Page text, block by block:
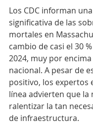
Los CDC informan
significativa de las
mortales en
cambio de casi el 30
2024, muy por
nacional. A pesar de
positivo, los expertos
línea advierten que la
ralentizar la tan
de infraestructura.